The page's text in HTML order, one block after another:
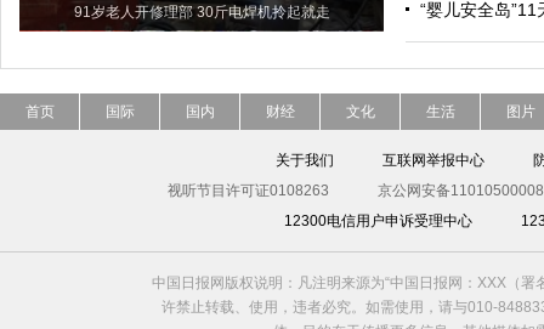
91岁老人开修理部 30斤电焊机拎起就走
“婴儿安全岛
首页 国际 国内 财经 文化 生活 图片
关于我们 互联网举报中心
视听节目许可证0108263
京公网安备
12300电信用户申诉受理中心
中国日报网版权说明：凡注明来源为“中国日报网：XXX（
许禁止转载、使用，违者必究。如需使用，请与010-